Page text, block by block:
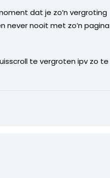
dat je zo’n vergroting
never nooit met zo’n pagina
te vergroten ipv zo te